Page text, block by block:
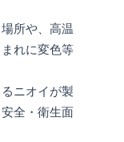
所や、高温
れに変色等
ニオイが製
全・衛生面